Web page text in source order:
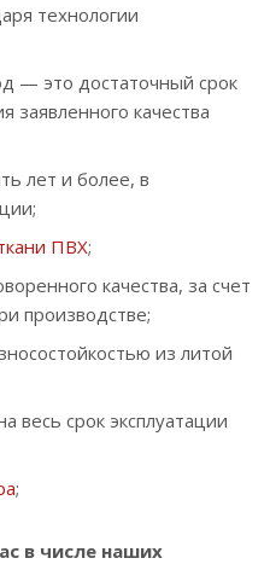
технологии
— это достаточный срок
заявленного качества
лет и более, в
ПВХ;
качества, за счет
производстве;
из литой
весь срок эксплуатации
;
в числе наших